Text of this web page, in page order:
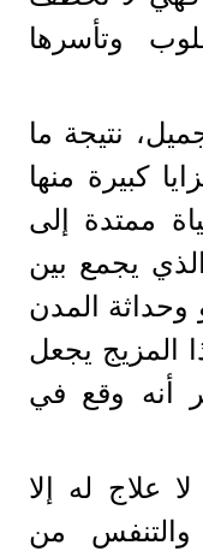
وتأسرها
نتيجة ما
كبيرة منها
ممتدة إلى
يجمع بين
وحداثة المدن
المزيج يجعل
أنه وقع في
علاج له إلا
والتنفس من